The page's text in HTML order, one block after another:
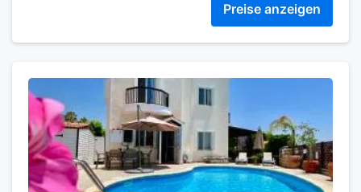
Preise anzeigen